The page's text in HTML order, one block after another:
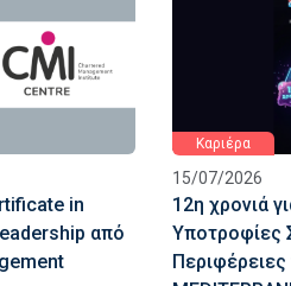
in
από
Καριέρα
15/07/2026
12η χρονιά
Υποτροφίες